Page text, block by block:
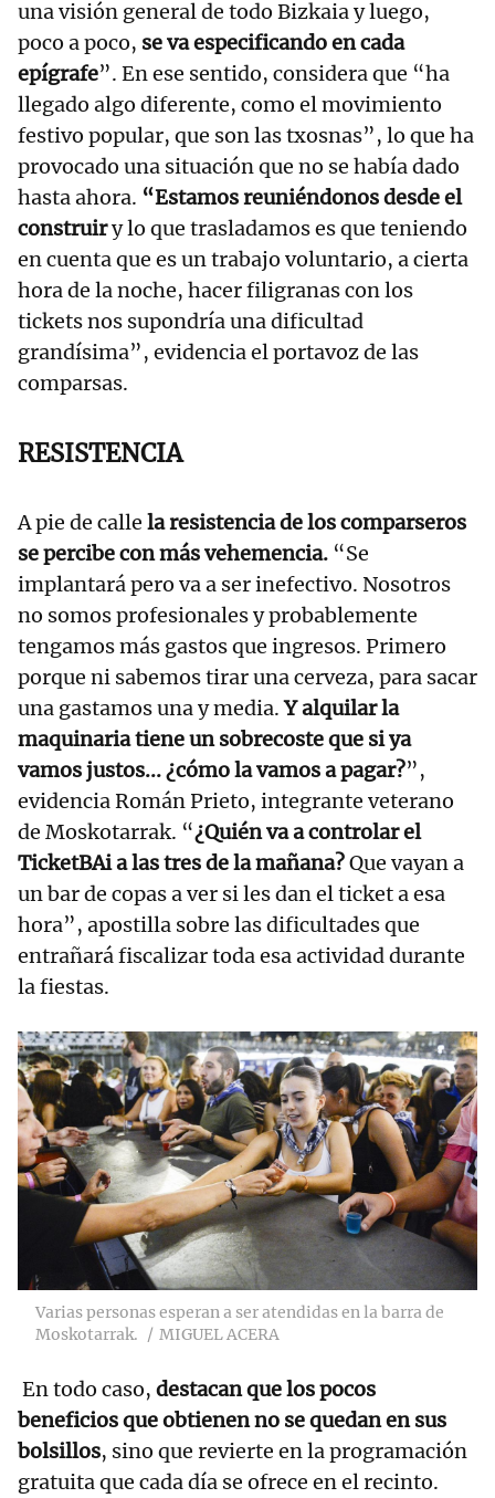
una visión general de todo Bizkaia y luego,
poco a poco, se va especificando en cada
epígrafe”. En ese sentido, considera que “ha
llegado algo diferente, como el movimiento
festivo popular, que son las txosnas”, lo que ha
provocado una situación que no se había dado
hasta ahora. “Estamos reuniéndonos desde el
construiry lo que trasladamos es que teniendo
en cuenta que es un trabajo voluntario, a cierta
hora de la noche, hacer filigranas con los
tickets nos supondría una dificultad
grandísima”, evidencia el portavoz de las
comparsas.
RESISTENCIA
A pie de calle la resistencia de los comparseros
se percibe con más vehemencia. “Se
implantará pero va a ser inefectivo. Nosotros
no somos profesionales y probablemente
tengamos más gastos que ingresos. Primero
porque ni sabemos tirar una cerveza, para sacar
una gastamos una y media.Y alquilar la
maquinaria tiene un sobrecoste que si ya
vamos justos... ¿cómo la vamos a pagar?”,
evidencia Román Prieto, integrante veterano
de Moskotarrak. “¿Quién va a controlar el
TicketBAi a las tres de la mañana?Que vayan a
un bar de copas a ver si les dan el ticket a esa
hora”, apostilla sobre las dificultades que
entrañará fiscalizar toda esa actividad durante
la fiestas.
Varias personas esperan a ser atendidas en la barra de
Moskotarrak.
MIGUEL ACERA
En todo caso, destacan que los pocos
beneficios que obtienen no se quedan en sus
bolsillos, sino que revierte en la programación
gratuita que cada día se ofrece en el recinto.